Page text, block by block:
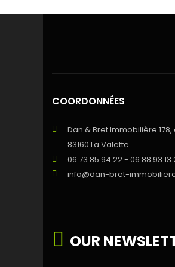
COORDONNÉES
Dan & Bret Immobilière
83160 La Valette
06 73 85 94 22 - 06 88 93 13
info@dan-bret-
OUR